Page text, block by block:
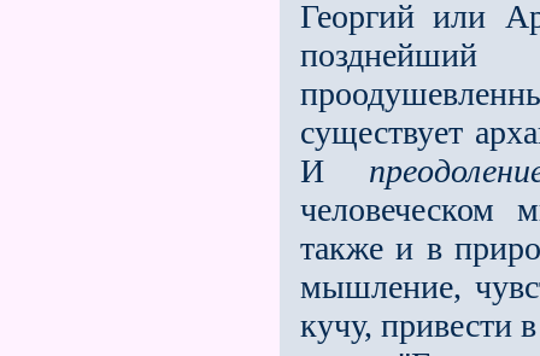
Георгий или
существует
И
также и в
мышление,
кучу, привести